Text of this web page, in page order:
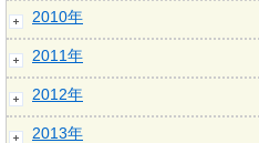
2010年
2011年
2012年
2013年